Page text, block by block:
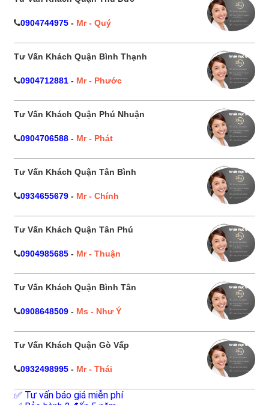
0904744975 - Mr - Quý
Tư Vấn Khách Quận Bình Thạnh
0904712881 - Mr - Phước
Tư Vấn Khách Quận Phú Nhuận
0904706588 - Mr - Phát
Tư Vấn Khách Quận Tân Bình
0934655679 - Mr - Chính
Tư Vấn Khách Quận Tân Phú
0904985685 - Mr - Thuận
Tư Vấn Khách Quận Bình Tân
0908648509 - Ms - Như Ý
Tư Vấn Khách Quận Gò Vấp
0932498995 - Mr - Thái
✅ Tư vấn báo giá miễn phí